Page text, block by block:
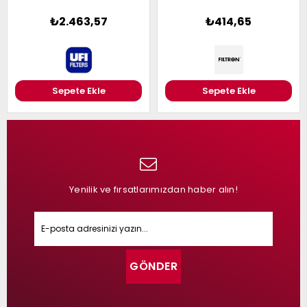
₺2.463,57
Sepete Ekle
₺414,65
Sepete Ekle
Yenilik ve fırsatlarımızdan haber alın!
GÖNDER